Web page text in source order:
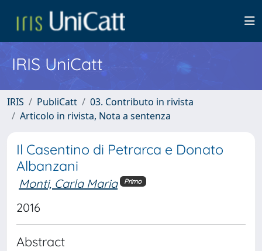
IRIS UniCatt
IRIS PubliCatt
03. Contributo in rivista
Articolo in rivista, Nota a sentenza
Il Casentino di Petrarca e Donato
Albanzani
Monti, Carla Maria Primo
2016
Abstract